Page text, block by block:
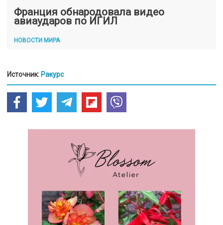
Франция обнародовала видео
авиаударов по ИГИЛ
НОВОСТИ МИРА
Источник: Ракурс